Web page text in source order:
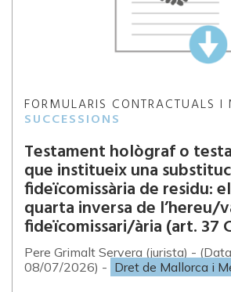
FORMULARIS CONTRACTUALS I
SUCCESSIONS
Testament hològraf o
que institueix una
fideïcomissària de residu:
quarta inversa de l’hereu/
fideïcomissari/ària (art. 37
Pere Grimalt Servera (jurista) -
08/07/2026) - Dret de Mallorca i